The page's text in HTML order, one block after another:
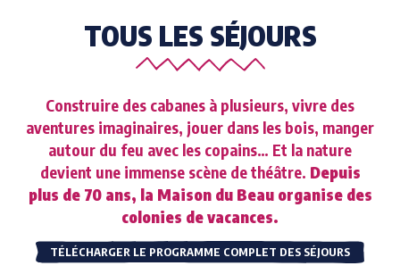
TOUS LES SÉJOURS
Construire des cabanes à plusieurs, vivre des
aventures imaginaires, jouer dans les bois, manger
autour du feu avec les copains… Et la nature
devient une immense scène de théâtre. Depuis
plus de 70 ans, la Maison du Beau organise des
colonies de vacances.
TÉLÉCHARGER LE PROGRAMME COMPLET DES SÉJOURS